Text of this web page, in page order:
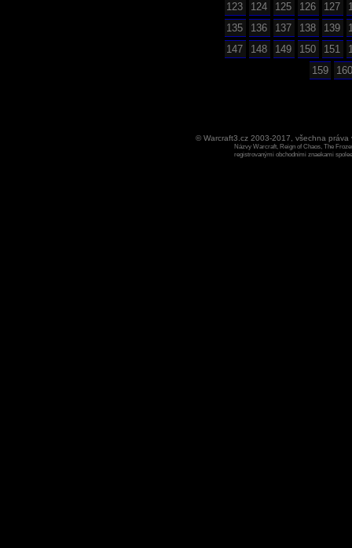
123
124 125 126 127
135
136 137 138 139
147
148 149 150 151
159
160
© Warcraft3.cz 2003-2017, všechna
Názvy Warcraft, Reign of Chaos, The
registrovanými obchodními znaekami